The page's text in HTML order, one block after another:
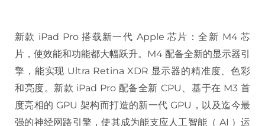
新款 iPad Pro 搭载新一代 Apple 芯片：全新 M4 芯
片，使效能和功能都大幅跃升。M4 配备全新的显示器引
擎，能实现 Ultra Retina XDR 显示器的精准度、色彩
和亮度。新款 iPad Pro 配备全新 CPU、基于在 M3 首
度亮相的 GPU 架构而打造的新一代 GPU，以及迄今最
强的神经网路引擎，使其成为能支应人工智能（ AI ）运